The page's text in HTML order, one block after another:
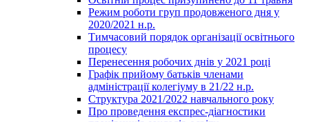
Режим роботи груп продовженого дня у
2020/2021 н.р.
Тимчасовий порядок організації освітнього
процесу
Перенесення робочих днів у 2021 році
Графік прийому батьків членами
адміністрації колегіуму в 21/22 н.р.
Структура 2021/2022 навчального року
Про проведення експрес-діагностики